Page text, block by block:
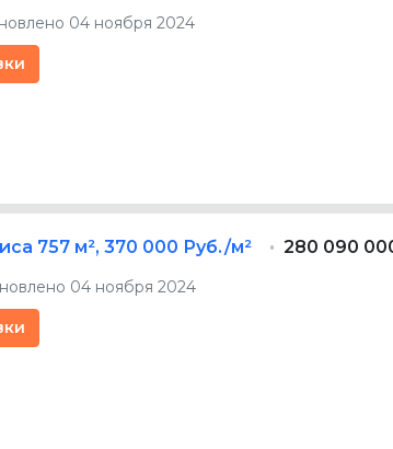
04 ноября 2024
757 м²,370 000 Руб./м² 280 090
04 ноября 2024